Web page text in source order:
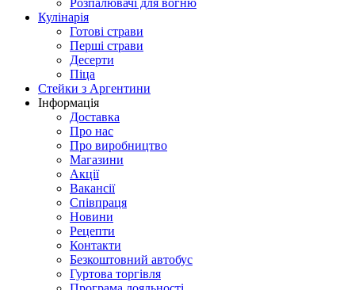
Розпалювачі для вогню
Кулінарія
Готові страви
Перші страви
Десерти
Піца
Стейки з Аргентини
Інформація
Доставка
Про нас
Про виробництво
Магазини
Акції
Вакансії
Співпраця
Новини
Рецепти
Контакти
Безкоштовний автобус
Гуртова торгівля